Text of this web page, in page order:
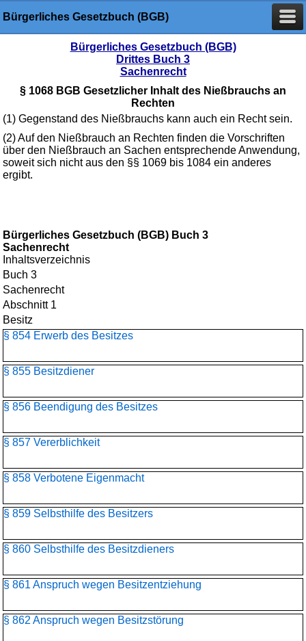
Bürgerliches Gesetzbuch (BGB)
Bürgerliches Gesetzbuch (BGB)
Drittes Buch 3
Sachenrecht
§ 1068 BGB Gesetzlicher Inhalt des Nießbrauchs an
Rechten
(1) Gegenstand des Nießbrauchs kann auch ein Recht sein.
(2) Auf den Nießbrauch an Rechten finden die Vorschriften
über den Nießbrauch an Sachen entsprechende Anwendung,
soweit sich nicht aus den §§ 1069 bis 1084 ein anderes
ergibt.
Bürgerliches Gesetzbuch (BGB) Buch 3
Sachenrecht
Inhaltsverzeichnis
Buch 3
Sachenrecht
Abschnitt 1
Besitz
§ 854 Erwerb des Besitzes
§ 855 Besitzdiener
§ 856 Beendigung des Besitzes
§ 857 Vererblichkeit
§ 858 Verbotene Eigenmacht
§ 859 Selbsthilfe des Besitzers
§ 860 Selbsthilfe des Besitzdieners
§ 861 Anspruch wegen Besitzentziehung
§ 862 Anspruch wegen Besitzstörung